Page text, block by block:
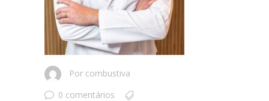
Por combustiva
0 comentários